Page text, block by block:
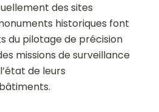
des sites
historiques font
du pilotage de précision
missions de surveillance
de leurs